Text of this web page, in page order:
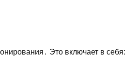
Это включает в себя: